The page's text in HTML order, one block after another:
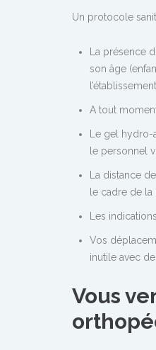
Un protocole
La présence
son âge
l’établissement.
A tout
Le gel
le personnel
La distance
le cadre de la
Les
Vos
inutile avec
Vous